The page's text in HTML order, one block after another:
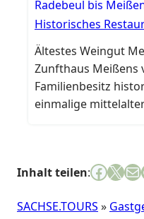
Radebeul bis
Historisches
Ältestes Weingut
Zunfthaus Meißens
Familienbesitz
einmalige
„Mittelalterliche
Weinprobierstube,
Inhalt teilen: X E-
SACHSE.TOURS »